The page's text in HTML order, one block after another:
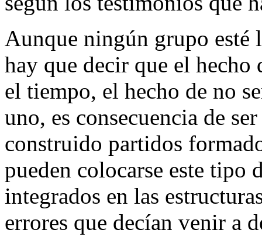
Aunque ningún grupo esté
hay que decir que el hecho
el tiempo, el hecho de no
uno, es consecuencia de
construido partidos
pueden colocarse este tipo
integrados en las
errores que decían venir a